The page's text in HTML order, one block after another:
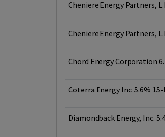
Cheniere Energy Partners,
Cheniere Energy Partners,
Chord Energy Corporation
Coterra Energy Inc. 5.6% 15-
Diamondback Energy, Inc.